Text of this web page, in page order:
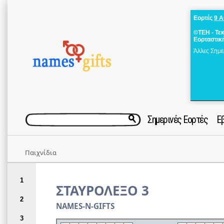
Εορτές 9
©ΤΕΗ -
Άλλες
Σημερινές Εορτές
Παιχνίδια
1
2
3
ΣΤΑΥΡΟΛΕΞΟ 3
NAMES-N-GIFTS